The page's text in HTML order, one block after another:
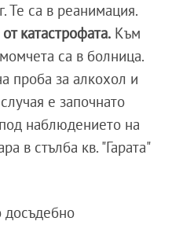
Те са в реанимация.
катастрофата. Към
са в болница.
проба за алкохол и
е започнато
наблюдението на
в стълба кв. "Гарата"
досъдебно